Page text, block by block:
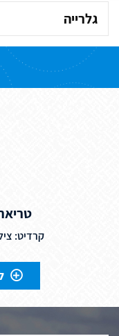
בחר
את
העמוד
הרצוי
קרדיט: